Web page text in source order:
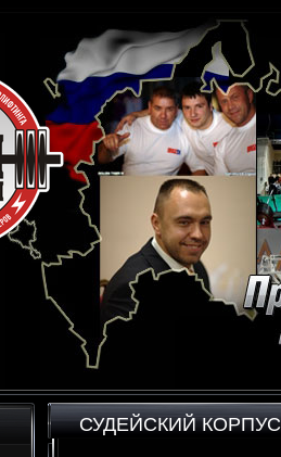
СУДЕЙСКИЙ КОРПУС